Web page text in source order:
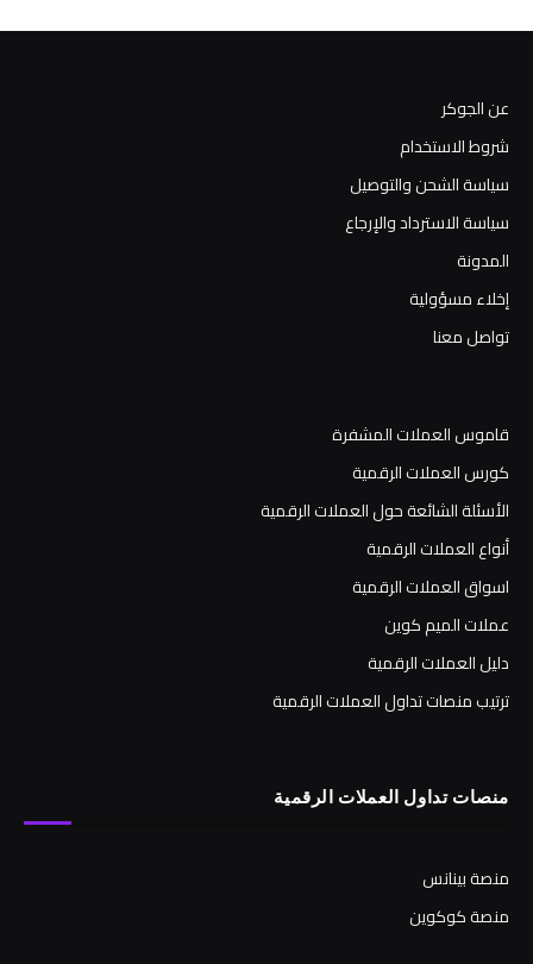
عن الجوكر
شروط الاستخدام
سياسة الشحن والتوصيل
سياسة الاسترداد والإرجاع
المدونة
إخلاء مسؤولية
تواصل معنا
قاموس العملات المشفرة
كورس العملات الرقمية
الأسئلة الشائعة حول العملات الرقمية
أنواع العملات الرقمية
اسواق العملات الرقمية
عملات الميم كوين
دليل العملات الرقمية
ترتيب منصات تداول العملات الرقمية
منصات تداول العملات الرقمية
منصة بينانس
منصة كوكوين